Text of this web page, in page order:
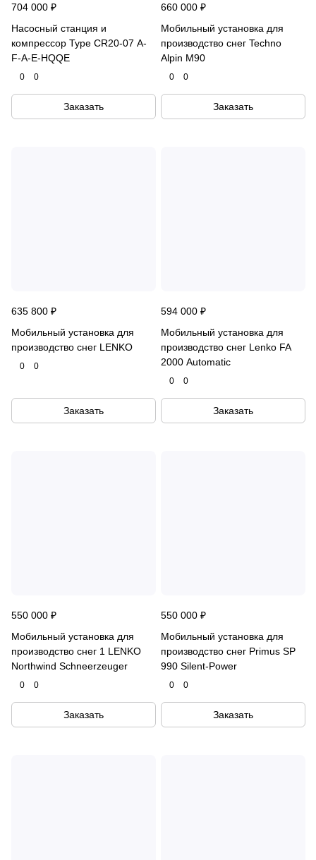
704 000 ₽
Насосный станция и
компрессор Type CR20-07 A-
F-A-E-HQQE
0 0
Заказать
660 000 ₽
Мобильный установка для
производство снег Techno
Alpin M90
0 0
Заказать
635 800 ₽
Мобильный установка для
производство снег LENKO
0 0
Заказать
594 000 ₽
Мобильный установка для
производство снег Lenko FA
2000 Automatic
0 0
Заказать
550 000 ₽
Мобильный установка для
производство снег 1 LENKO
Northwind Schneerzeuger
0 0
Заказать
550 000 ₽
Мобильный установка для
производство снег Primus SP
990 Silent-Power
0 0
Заказать